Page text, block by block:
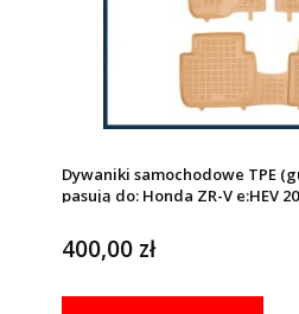
Dywaniki samochodowe TPE
pasują do: Honda ZR-V e:HEV
400,00 zł